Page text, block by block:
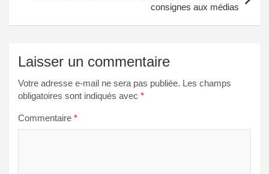
consignes aux médias
Laisser un commentaire
Votre adresse e-mail ne sera pas publiée. Les champs
obligatoires sont indiqués avec *
Commentaire *